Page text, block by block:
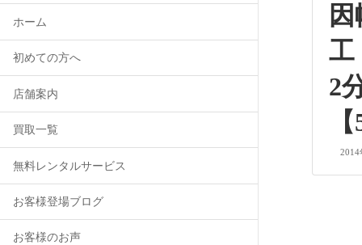
ホーム
初めての方へ
店舗案内
買取一覧
無料レンタルサービス
お客様登場ブログ
お客様のお声
2
2014